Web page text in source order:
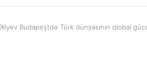
Budapeştdə Türk dünyasının qlobal